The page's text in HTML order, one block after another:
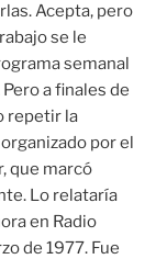
Acepta, pero
se le
semanal
Pero a finales de
repetir la
por el
que marcó
Lo relataría
en Radio
de 1977. Fue